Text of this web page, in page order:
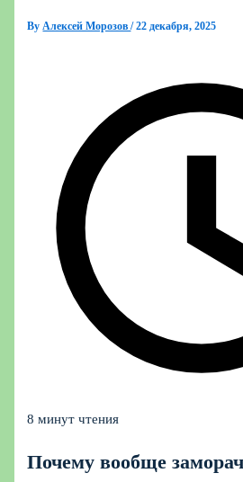
ByАлексей Морозов/22 декабря, 2025
8 минут чтения
Почему вообще